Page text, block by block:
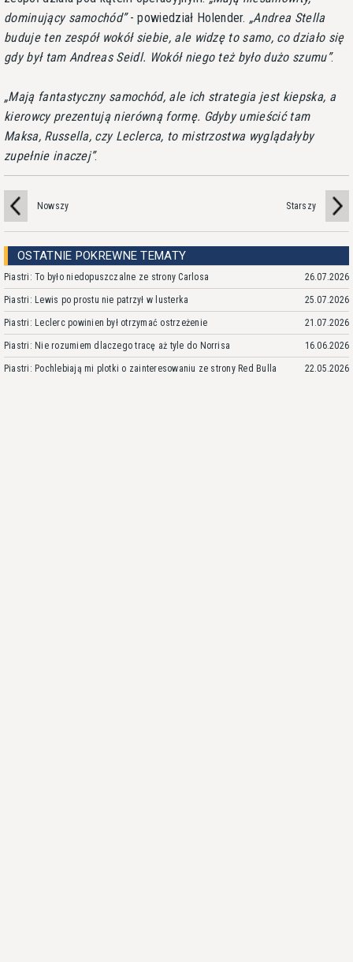
dominujący samochód - powiedział Holender.
Andrea Stella
buduje ten zespół wokół siebie, ale widzę to samo, co działo się
gdy był tam Andreas Seidl. Wokół niego też było dużo szumu .
Mają fantastyczny samochód, ale ich strategia jest kiepska, a
kierowcy prezentują nierówną formę. Gdyby umieścić tam
Maksa, Russella, czy Leclerca, to mistrzostwa wyglądałyby
zupełnie inaczej .
Nowszy Starszy
OSTATNIE POKREWNE TEMATY
Piastri: To było niedopuszczalne ze strony Carlosa 26.07.2026
Piastri: Lewis po prostu nie patrzył w lusterka 25.07.2026
Piastri: Leclerc powinien był otrzymać ostrzeżenie 21.07.2026
Piastri: Nie rozumiem dlaczego tracę aż tyle do Norrisa 16.06.2026
Piastri: Pochlebiają mi plotki o zainteresowaniu ze strony Red Bulla 22.05.2026